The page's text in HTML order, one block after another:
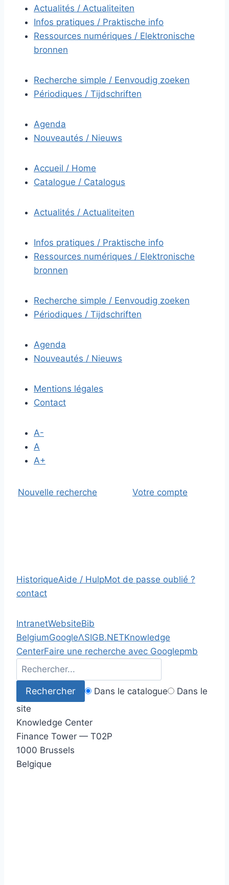
Actualités / Actualiteiten
Infos pratiques / Praktische info
Ressources numériques / Elektronische
bronnen
Recherche simple / Eenvoudig zoeken
Périodiques / Tijdschriften
Agenda
Nouveautés / Nieuws
Accueil / Home
Catalogue / Catalogus
Actualités / Actualiteiten
Infos pratiques / Praktische info
Ressources numériques / Elektronische
bronnen
Recherche simple / Eenvoudig zoeken
Périodiques / Tijdschriften
Agenda
Nouveautés / Nieuws
Mentions légales
Contact
A-
A
A+
Nouvelle recherche Votre compte
HistoriqueAide / HulpMot de passe oublié ?
contact
IntranetWebsiteBib
BelgiumGoogleΛSIGB.NETKnowledge
CenterFaire une recherche avec Googlepmb
Dans le catalogue
Dans le
site
Knowledge Center
Finance Tower — T02P
1000 Brussels
Belgique